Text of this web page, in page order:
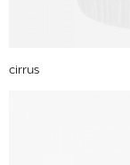
cirrus